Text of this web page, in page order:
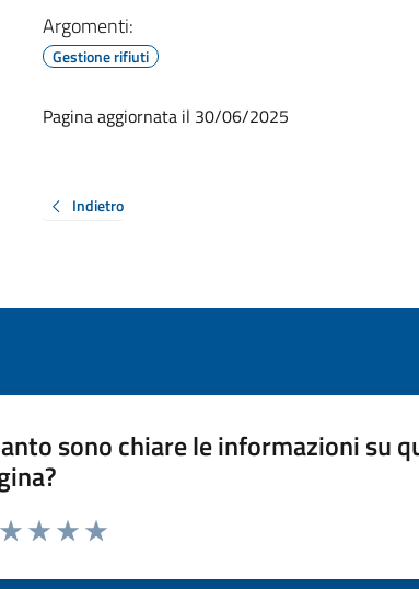
Argomenti:
Gestione rifiuti
Pagina aggiornata il 30/06/2025
Indietro
sono chiare le informazioni su
da 1 a 5 stelle la pagina